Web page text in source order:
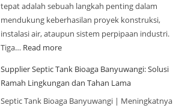
tepat adalah sebuah langkah penting dalam
mendukung keberhasilan proyek konstruksi,
instalasi air, ataupun sistem perpipaan industri.
Tiga… Read more
Supplier Septic Tank Bioaga Banyuwangi: Solusi
Ramah Lingkungan dan Tahan Lama
Septic Tank Bioaga Banyuwangi | Meningkatnya